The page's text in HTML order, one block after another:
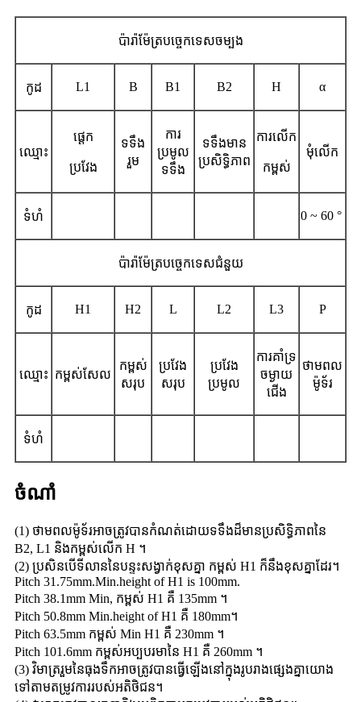
ប៉ារ៉ាម៉ែត្របច្ចេកទេសចម្បង
កូដ L1 B B1 B2 H α
ឈ្មោះ
ផ្ដេក
ប្រវែង
ទទឹង
រួម
ការ
ប្រមូល
ទទឹង
ទទឹងមាន
ប្រសិទ្ធិភាព
ការលើក
កម្ពស់
មុំលើក
ទំហំ 0 ~ 60 °
ប៉ារ៉ាម៉ែត្របច្ចេកទេសជំនួយ
កូដ H1 H2 L L2 L3 P
ឈ្មោះ កម្ពស់សែល
កម្ពស់
សរុប
ប្រវែង​
សរុប
ប្រវែង
ប្រមូល
ការគាំទ្រ
ចម្ងាយ
ជើង
ថាមពល
ម៉ូទ័រ
ទំហំ
ចំណាំ
(1) ថាមពលម៉ូទ័រអាចត្រូវបានកំណត់ដោយទទឹងដ៏មានប្រសិទ្ធិភាពនៃ
B2, L1 និងកម្ពស់លើក H ។
(2) ប្រសិនបើទីលាននៃបន្ទះសង្វាក់ខុសគ្នា កម្ពស់ H1 ក៏នឹងខុសគ្នាដែរ។
Pitch 31.75mm.Min.height of H1 is 100mm.
Pitch 38.1mm Min, កម្ពស់ H1 គឺ 135mm ។
Pitch 50.8mm Min.height of H1 គឺ 180mm។
Pitch 63.5mm កម្ពស់ Min H1 គឺ 230mm ។
Pitch 101.6mm កម្ពស់អប្បបរមានៃ H1 គឺ 260mm ។
(3) វិមាត្ររួមនៃធុងទឹកអាចត្រូវបានធ្វើឡើងនៅក្នុងរូបរាងផ្សេងគ្នាយោង
ទៅតាមតម្រូវការរបស់អតិថិជន។